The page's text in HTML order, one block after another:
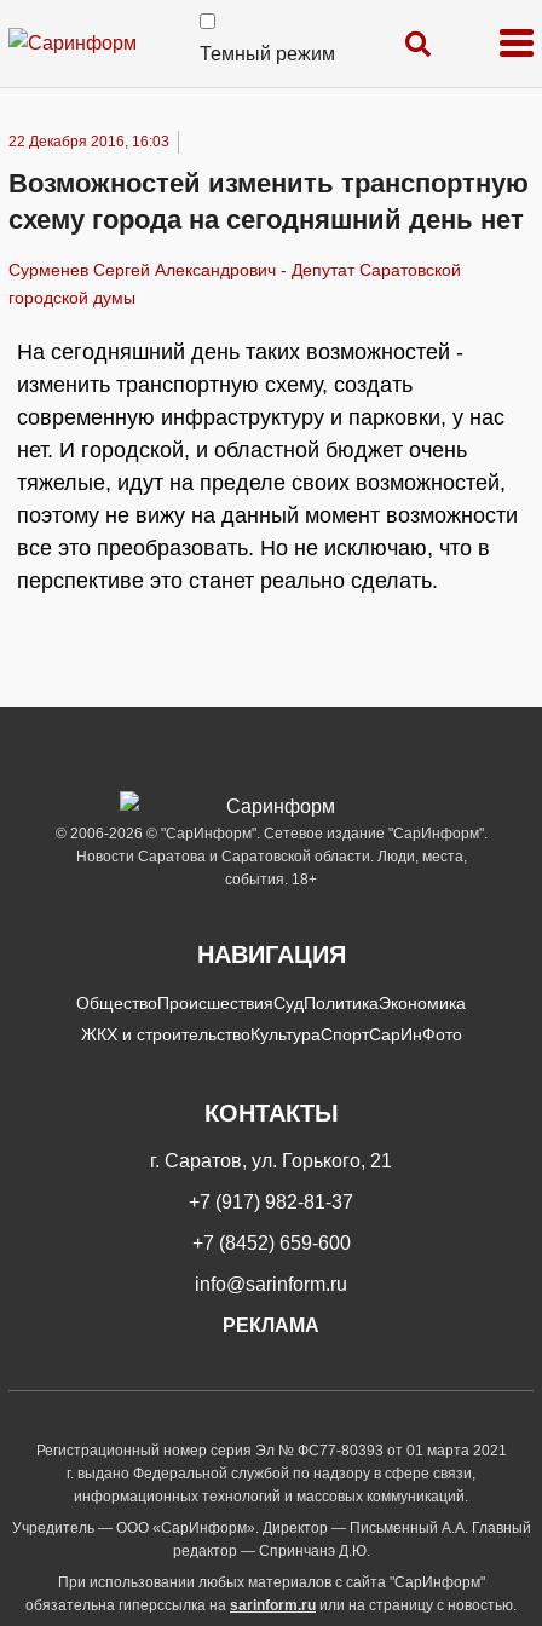
Темный режим
22 Декабря 2016, 16:03
Возможностей изменить транспортную
схему города на сегодняшний день нет
Сурменев Сергей Александрович - Депутат Саратовской
городской думы
На сегодняшний день таких возможностей -
изменить транспортную схему, создать
современную инфраструктуру и парковки, у нас
нет. И городской, и областной бюджет очень
тяжелые, идут на пределе своих возможностей,
поэтому не вижу на данный момент возможности
все это преобразовать. Но не исключаю, что в
перспективе это станет реально сделать.
© 2006-2026 © "СарИнформ". Сетевое издание "СарИнформ".
Новости Саратова и Саратовской области. Люди, места,
события. 18+
НАВИГАЦИЯ
ОбществоПроисшествияСудПолитикаЭкономика
ЖКХ и строительствоКультураСпортСарИнФото
КОНТАКТЫ
г. Саратов, ул. Горького, 21
+7 (917) 982-81-37
+7 (8452) 659-600
info@sarinform.ru
РЕКЛАМА
Регистрационный номер серия Эл № ФС77-80393 от 01 марта 2021
г. выдано Федеральной службой по надзору в сфере связи,
информационных технологий и массовых коммуникаций.
Учредитель — ООО «СарИнформ». Директор — Письменный А.А. Главный
редактор — Спринчанэ Д.Ю.
При использовании любых материалов с сайта "СарИнформ"
обязательна гиперссылка на sarinform.ru или на страницу с новостью.